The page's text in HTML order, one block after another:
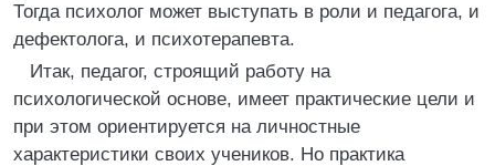
Тогда психолог может выступать в роли и педагога, и
дефектолога, и психотерапевта.
Итак, педагог, строящий работу на
психологической основе, имеет практические цели и
при этом ориентируется на личностные
характеристики своих учеников. Но практика